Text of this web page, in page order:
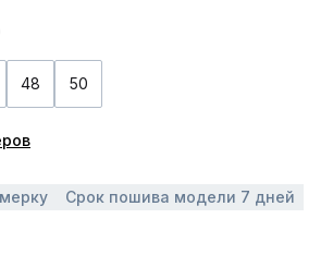
48 50
Срок пошива модели 7 дней